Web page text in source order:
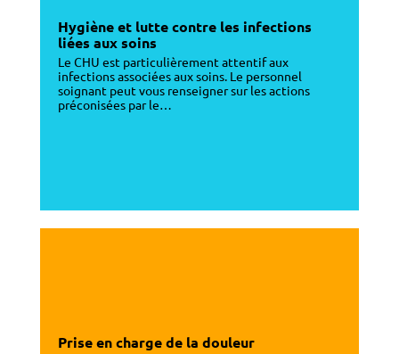
Hygiène et lutte contre les infections
liées aux soins
Le CHU est particulièrement attentif aux
infections associées aux soins. Le personnel
soignant peut vous renseigner sur les actions
préconisées par le…
Prise en charge de la douleur